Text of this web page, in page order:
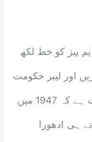
پیز کو خط لکھ
اور لیبر حکومت
کو یادہانی کرانے کی ضرورت ہے کہ 1947 میں
ہی ادھورا